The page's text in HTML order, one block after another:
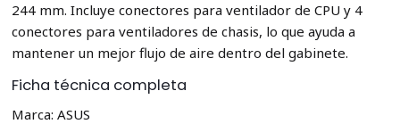
244 mm. Incluye conectores para ventilador de CPU y 4
conectores para ventiladores de chasis, lo que ayuda a
mantener un mejor flujo de aire dentro del gabinete.
Ficha técnica completa
Marca: ASUS